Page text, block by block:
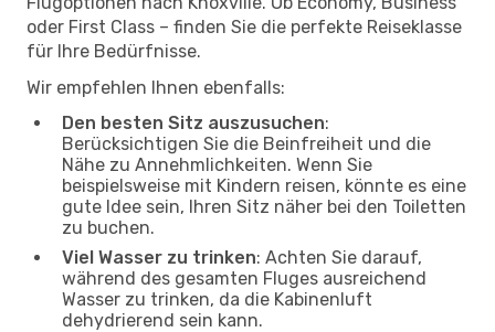
oder First Class – finden Sie die perfekte Reiseklasse
für Ihre Bedürfnisse.
Wir empfehlen Ihnen ebenfalls:
Den besten Sitz auszusuchen:
Berücksichtigen Sie die Beinfreiheit und die
Nähe zu Annehmlichkeiten. Wenn Sie
beispielsweise mit Kindern reisen, könnte es eine
gute Idee sein, Ihren Sitz näher bei den Toiletten
zu buchen.
Viel Wasser zu trinken: Achten Sie darauf,
während des gesamten Fluges ausreichend
Wasser zu trinken, da die Kabinenluft
dehydrierend sein kann.